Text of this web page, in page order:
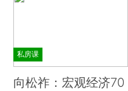
私房课
向松祚：宏观经济70